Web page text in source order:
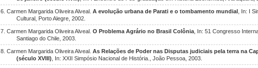
6. Carmen Margarida Oliveira Alveal. A evolução urbana de Parati e o tombamento mundial , In: I
Cultural, Porto Alegre, 2002.
7. Carmen Margarida Oliveira Alveal. O Problema Agrário no Brasil Colônia , In: 51 Congresso
Santiago do Chile, 2003.
8. Carmen Margarida Oliveira Alveal. As Relações de Poder nas Disputas judiciais pela terra na
(século XVIII)
, In: XXII Simpósio Nacional de História., João Pessoa, 2003.